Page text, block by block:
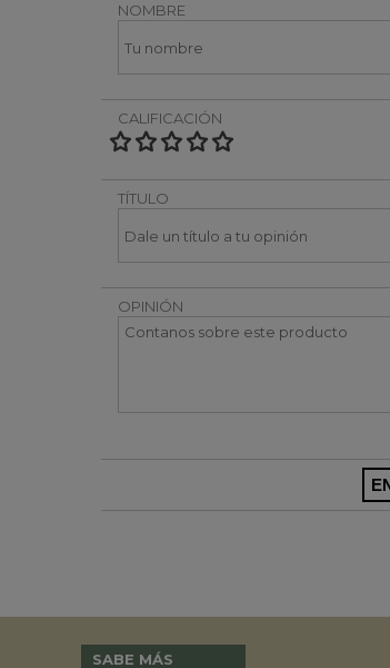
NOMBRE
CALIFICACIÓN
TÍTULO
OPINIÓN
SABE MÁS